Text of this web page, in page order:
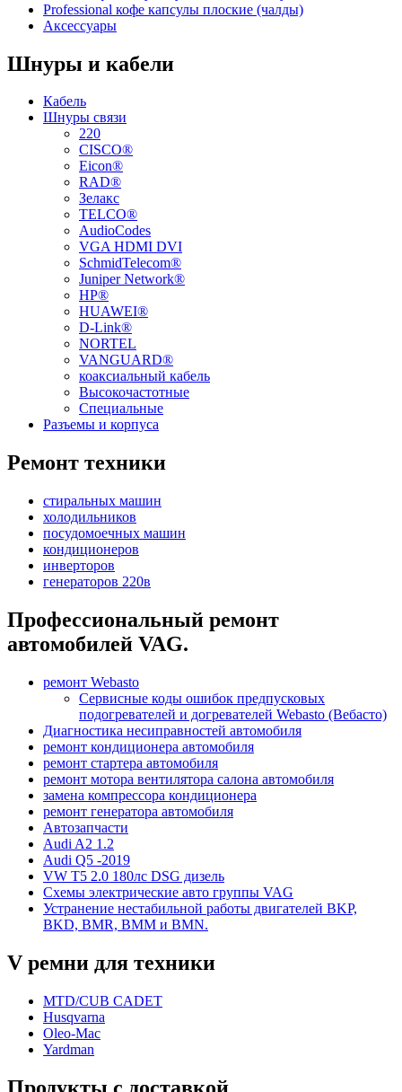
Professional кофе капсулы плоские (чалды)
Аксессуары
Шнуры и кабели
Кабель
Шнуры связи
220
CISCO®
Eicon®
RAD®
Зелакс
TELCO®
AudioCodes
VGA HDMI DVI
SchmidTelecom®
Juniper Network®
HP®
HUAWEI®
D-Link®
NORTEL
VANGUARD®
коаксиальный кабель
Высокочастотные
Специальные
Разъемы и корпуса
Ремонт техники
стиральных машин
холодильников
посудомоечных машин
кондиционеров
инверторов
генераторов 220в
Профессиональный ремонт
автомобилей VAG.
ремонт Webasto
Сервисные коды ошибок предпусковых
подогревателей и догревателей Webasto (Вебасто)
Диагностика несиправностей автомобиля
ремонт кондиционера автомобиля
ремонт стартера автомобиля
ремонт мотора вентилятора салона автомобиля
замена компрессора кондиционера
ремонт генератора автомобиля
Автозапчасти
Audi A2 1.2
Audi Q5 -2019
VW T5 2.0 180лс DSG дизель
Схемы электрические авто группы VAG
Устранение нестабильной работы двигателей BKP,
BKD, BMR, BMM и BMN.
V ремни для техники
MTD/CUB CADET
Husqvarna
Oleo-Mac
Yardman
Продукты с доставкой